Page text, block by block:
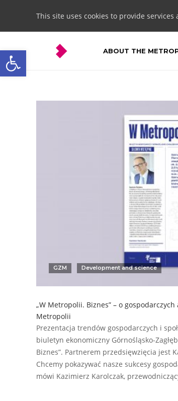
Open toolbar
This site uses cookies to provide
ABOUT THE
GZM Development and science
„W Metropolii. Biznes” – o
Metropolii
Prezentacja trendów gospodarczych i
biuletyn ekonomiczny Górnośląsko-
Biznes”. Partnerem przedsięwzięcia jest
Chcemy pokazywać nasze sukcesy
mówi Kazimierz Karolczak,